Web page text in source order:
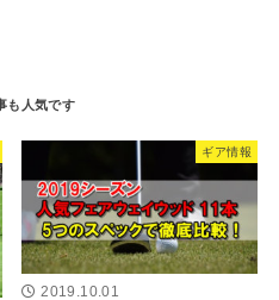
ギア情報
2019.10.01